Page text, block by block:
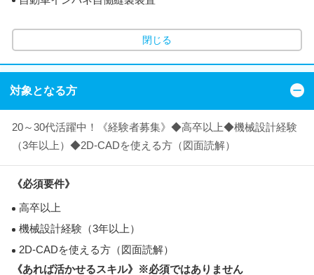
閉じる
対象となる方
20～30代活躍中！《経験者募集》◆高卒以上◆機械設計経験
（3年以上）◆2D-CADを使える方（図面読解）
《必須要件》
高卒以上
機械設計経験（3年以上）
2D-CADを使える方（図面読解）
《あれば活かせるスキル》※必須ではありません